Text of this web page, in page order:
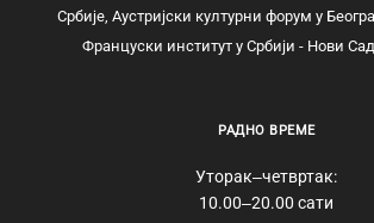
Србије, Аустријски културни форум у
Француски институт у Србији - Нови
РАДНО ВРЕМЕ
Уторак‒четвртак:
10.00‒20.00 сати